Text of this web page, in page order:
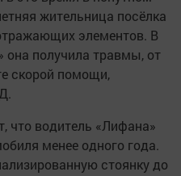
жительница посёлка
элементов. В
она получила травмы, от
скорой помощи,
что водитель «Лифана»
менее одного года.
стоянку до